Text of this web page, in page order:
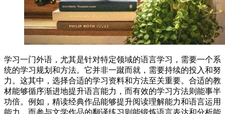
学习一门外语，尤其是针对特定领域的语言学习，需要一个系
统的学习规划和方法。它并非一蹴而就，需要持续的投入和努
力。这其中，选择合适的学习资料和方法至关重要。合适的教
材能够循序渐进地提升语言能力，而有效的学习方法则能事半
功倍。例如，精读经典作品能够提升阅读理解能力和语言运用
能力，而参与文学作品的翻译练习则能锻炼语言表达和分析能